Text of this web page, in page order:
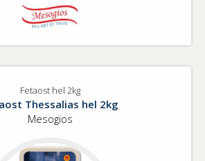
Fetaost hel 2kg
Thessalias hel 2kg
Mesogios